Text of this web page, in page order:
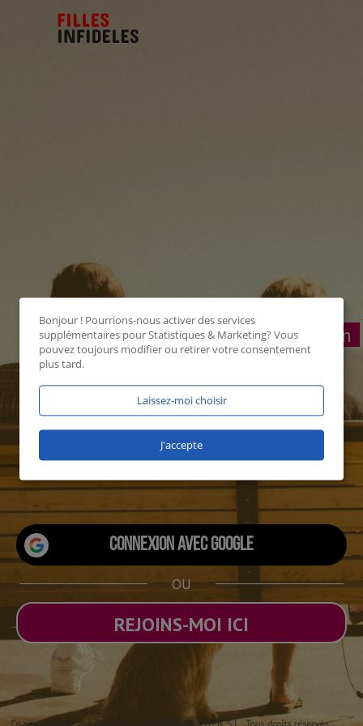
Connexion
1515 utilisateurs connectés
Connexion avec Google
OU
REJOINS-MOI ICI
Bonjour ! Pourrions-nous activer des services
supplémentaires pourStatistiques & Marketing? Vous
pouvez toujours modifier ou retirer votre consentement
plus tard.
Laissez-moi choisir
J'accepte